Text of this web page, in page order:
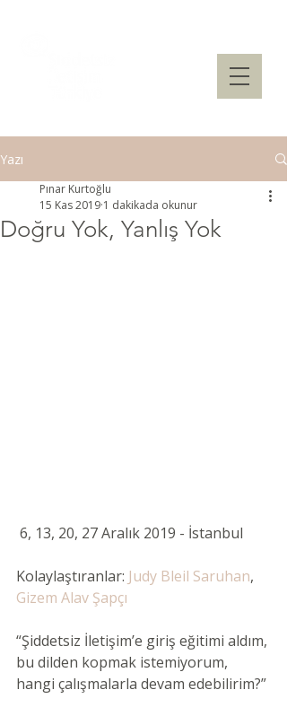
Yazı
Doğru Yok, Yanlış Yok
Pınar Kurtoğlu
15 Kas 2019 1 dakikada okunur
6, 13, 20, 27 Aralık 2019 - İstanbul
Kolaylaştıranlar: Judy Bleil Saruhan,
Gizem Alav Şapçı
“Şiddetsiz İletişim’e giriş eğitimi aldım,
bu dilden kopmak istemiyorum,
hangi çalışmalarla devam edebilirim?”